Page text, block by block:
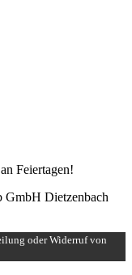
Feiertagen!
Dietzenbach
oder Widerruf von